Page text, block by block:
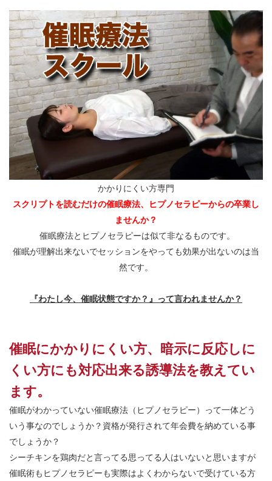
かかりにくい方専門
スクリプトを読むだけの催眠療法、ヒプノセラピーからの卒業し
ませんか？
催眠療法とヒプノセラピーは似て非なるものです。
催眠が理解出来ないでセッションをやっても効果が出ないのは当
然です。
『わたし今、催眠状態ですか？』って言われませんか？
催眠にかかりにくい方、暗示に反応しに
くい方にも対応出来る誘導法を教えてい
ます。
催眠がわかっていない催眠療法（ヒプノセラピー）って一体どう
いう事なのでしょうか？資格が発行されて年会費を納めている事
でしょうか？
シーチキンを鶏肉だと言ってる思ってる人はいないと思いますが
催眠術もヒプノセラピーも実際はよくわからないで受けている方